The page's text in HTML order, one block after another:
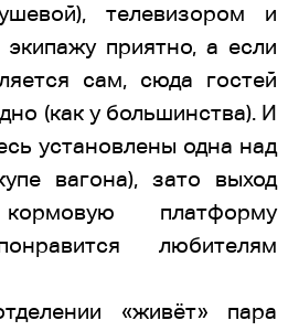
телевизором и
приятно, а если
сам, сюда гостей
(как у большинства). И
установлены одна над
вагона), зато выход
платформу
любителям
«живёт» пара